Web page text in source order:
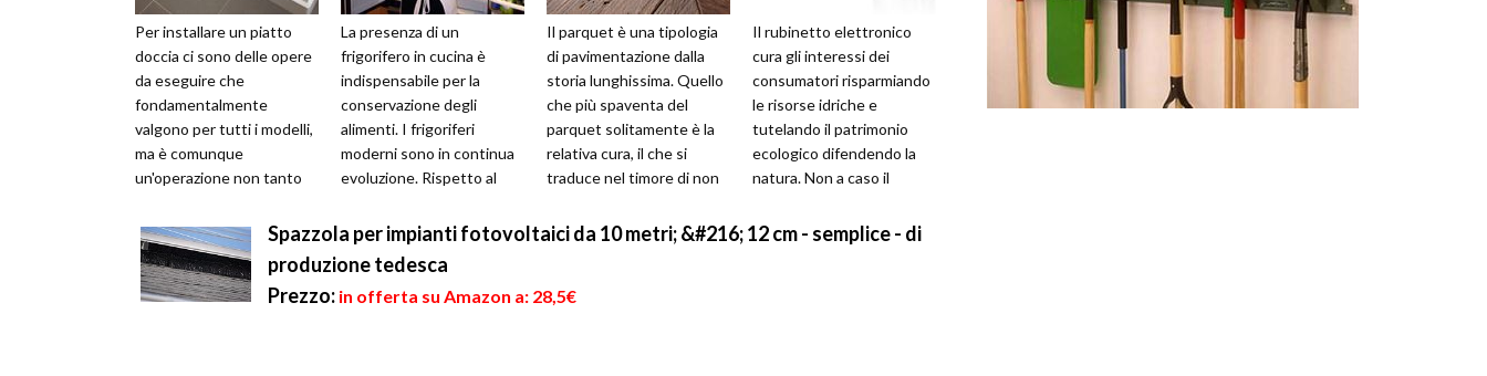
Per installare un piatto
doccia ci sono delle opere
da eseguire che
fondamentalmente
valgono per tutti i modelli,
ma è comunque
un'operazione non tanto
una sostituzione...
La presenza di un
frigorifero in cucina è
indispensabile per la
conservazione degli
alimenti. I frigoriferi
moderni sono in continua
evoluzione. Rispetto al
prestazioni efficient...
Il parquet è una tipologia
di pavimentazione dalla
storia lunghissima. Quello
che più spaventa del
parquet solitamente è la
relativa cura, il che si
traduce nel timore di non
dell...
Il rubinetto elettronico
cura gli interessi dei
consumatori risparmiando
le risorse idriche e
tutelando il patrimonio
ecologico difendendo la
natura. Non a caso il
sviluppato in Abruz...
Spazzola per impianti fotovoltaici da 10 metri; &#216; 12 cm - semplice - di
produzione tedesca
Prezzo: in offerta su Amazon a: 28,5€